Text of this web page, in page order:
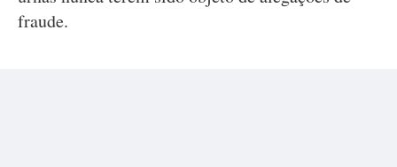
fraude.